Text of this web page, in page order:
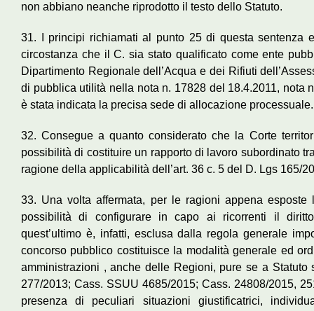
non abbiano neanche riprodotto il testo dello Statuto.
31. I principi richiamati al punto 25 di questa sentenza
circostanza che il C. sia stato qualificato come ente
Dipartimento Regionale dell’Acqua e dei Rifiuti
di pubblica utilità nella nota n. 17828 del 18.4.2011, nota
è stata indicata la precisa sede di allocazione processuale.
32. Consegue a quanto considerato che la Corte
possibilità di costituire un rapporto di lavoro subordinato
ragione della applicabilità dell’art. 36 c. 5 del D. Lgs 165/
33. Una volta affermata, per le ragioni appena
possibilità di configurare in capo ai ricorrenti il
quest’ultimo è, infatti, esclusa dalla regola generale
concorso pubblico costituisce la modalità generale ed
amministrazioni , anche delle Regioni, pure se a Statuto
277/2013; Cass. SSUU 4685/2015; Cass. 24808/2015,
presenza di peculiari situazioni giustificatrici,